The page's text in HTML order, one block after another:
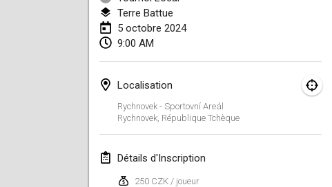
Terre Battue
5 octobre 2024
9:00 AM
Localisation
Rychnovek - Sportovní Areál
Rychnovek, République Tchèque
Détails d'Inscription
250 CZK / joueur
Tournoi Mixte ASPTTOM
20 janv. 2024
Indoor Polish Open 2024 - Doubles
21 janv. 2024
SingeliDuppeli
27 janv. 2024|Finlande